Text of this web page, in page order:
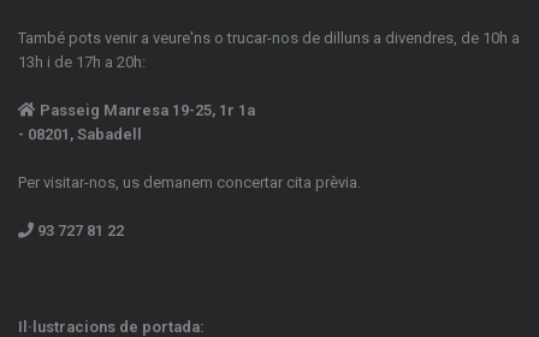
També pots venir a veure'ns o trucar-nos de dilluns a divendres, de 10h a
13h i de 17h a 20h:
Passeig Manresa 19-25, 1r 1a
- 08201, Sabadell
Per visitar-nos, us demanem concertar cita prèvia.
93 727 81 22
Il·lustracions de portada: